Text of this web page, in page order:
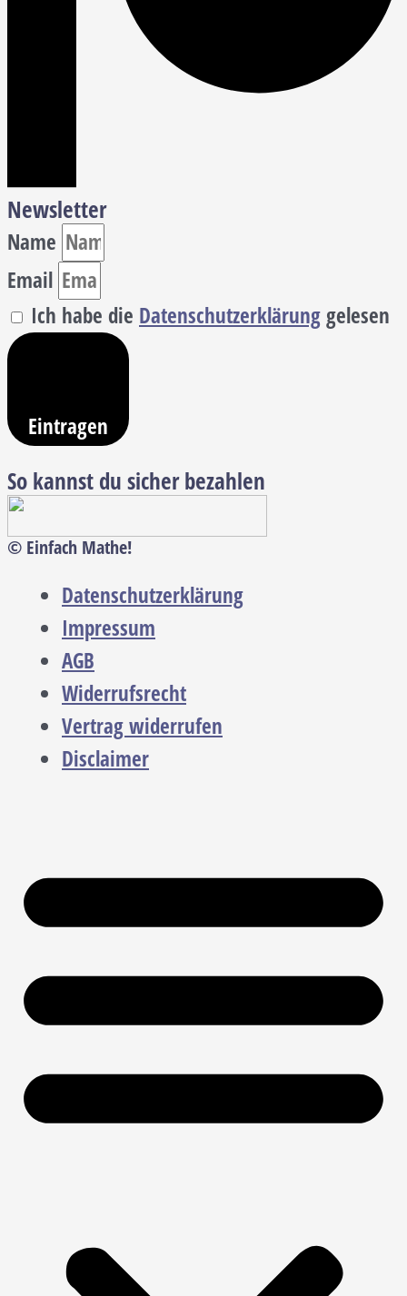
Newsletter
Name
Email
Ich habe die Datenschutzerklärung gelesen
Eintragen
So kannst du sicher bezahlen
© Einfach Mathe!
Datenschutzerklärung
Impressum
AGB
Widerrufsrecht
Vertrag widerrufen
Disclaimer